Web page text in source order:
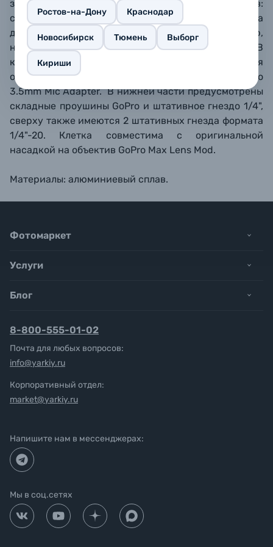
Ростов-на-Дону Краснодар
Новосибирск Тюмень Выборг
Кириши
защиту и возможность установки аксессуаров:
сверху и сбоку расположено 2 холодных башмака
для таких принадлежностей как, например,
небольшой
светодиодный осветитель и микрофон.
В
комплекте идет съемный адаптер для
оригинального микрофонного адаптера
GoPro Pro
3.5mm Mic Adapter. В нижней части предусмотрены
складные проушины GoPro и штативное гнездо 1/4",
сверху также имеются 2 штативных гнезда формата
1/4"-20. Клетка совместима с оригинальной
насадкой на объектив GoPro Max Lens Mod.
Материалы: алюминиевый сплав.
Фотомаркет
Услуги
Блог
8-800-555-01-02
Почта для любых вопросов:
info@yarkiy.ru
Корпоративный отдел:
market@yarkiy.ru
Напишите нам в мессенджерах:
Мы в соц.сетях